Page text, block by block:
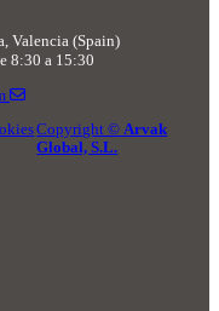
Valencia (Spain)
8:30 a 15:30
Copyright ©Arvak
Global, S.L.